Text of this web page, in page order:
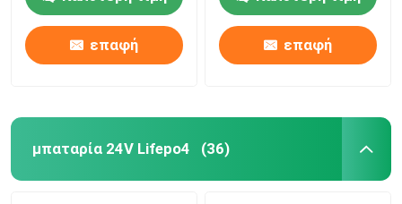
επαφή επαφή
μπαταρία 24V Lifepo4 (36)